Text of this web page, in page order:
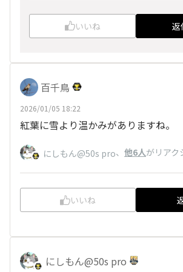
いいね 返
百千鳥
2026/01/05 18:22
紅葉に雪より温かみがありますね。
にしもん@50s pro、 他6人がリアク
いいね
にしもん@50s pro